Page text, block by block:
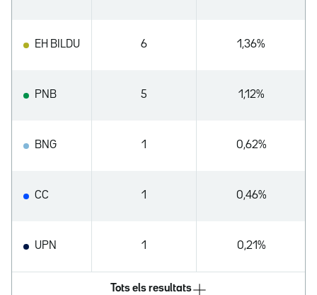
EH BILDU 6 1,36%
PNB 5 1,12%
BNG 1 0,62%
CC 1 0,46%
UPN 1 0,21%
Tots els resultats